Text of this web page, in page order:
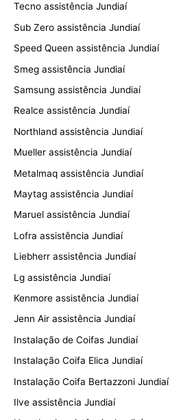
Tecno assistência Jundiaí
Sub Zero assistência Jundiaí
Speed Queen assistência Jundiaí
Smeg assistência Jundiaí
Samsung assistência Jundiaí
Realce assistência Jundiaí
Northland assistência Jundiaí
Mueller assistência Jundiaí
Metalmaq assistência Jundiaí
Maytag assistência Jundiaí
Maruel assistência Jundiaí
Lofra assistência Jundiaí
Liebherr assistência Jundiaí
Lg assistência Jundiaí
Kenmore assistência Jundiaí
Jenn Air assistência Jundiaí
Instalação de Coifas Jundiaí
Instalação Coifa Elica Jundiaí
Instalação Coifa Bertazzoni Jundiaí
Ilve assistência Jundiaí